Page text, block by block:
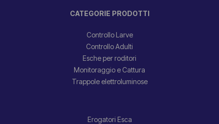
CATEGORIE PRODOTTI
Controllo Larve
Controllo Adulti
Esche per roditori
Monitoraggio e Cattura
Trappole elettroluminose
Erogatori Esca